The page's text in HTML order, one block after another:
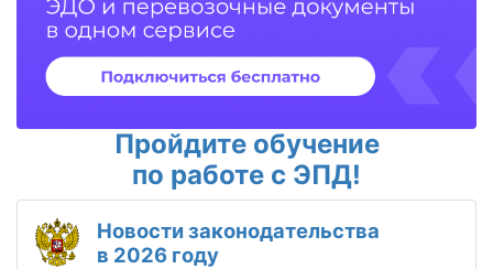
Пройдите обучение
по работе с ЭПД!
Новости законодательства
в 2026 году